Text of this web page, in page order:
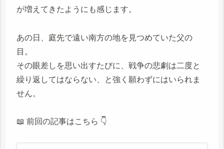
が増えてきたようにも感じます。
あの日、庭先で遠い南方の地を見つめていた父の
目。
その眼差しを思い出すたびに、戦争の悲劇は二度と
繰り返してはならない、と強く願わずにはいられま
せん。
📖 前回の記事はこちら 👇